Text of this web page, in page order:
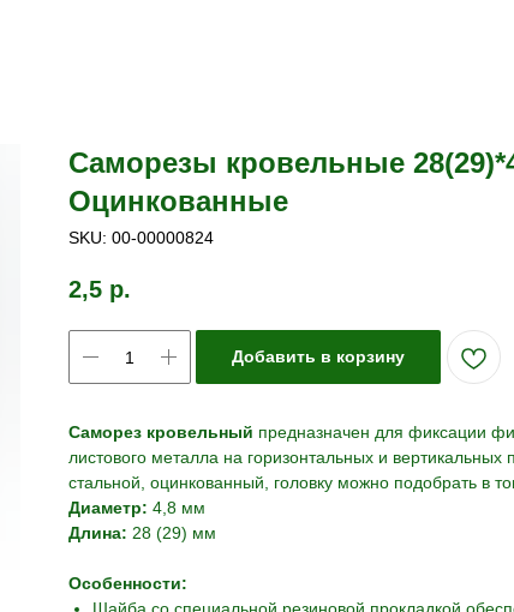
Саморезы кровельные
Оцинкованные
SKU: 00-00000824
2,5 р.
Добавить в корзину
Саморез кровельный предназначен для фиксации
листового металла на горизонтальных и вертикальных
стальной, оцинкованный, головку можно подобрать в
Диаметр: 4,8 мм
Длина: 28 (29) мм
Особенности: